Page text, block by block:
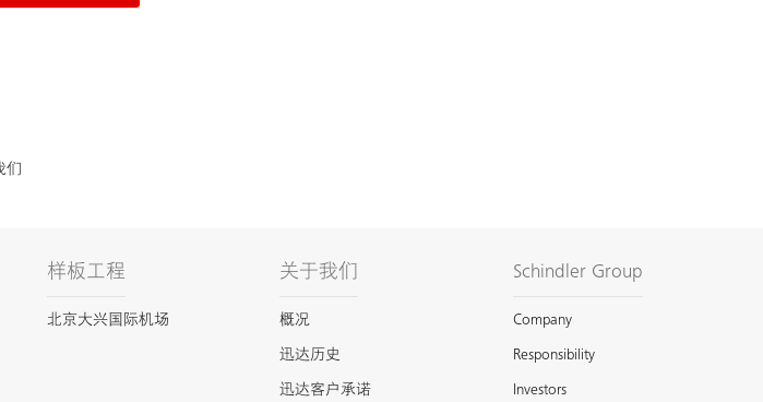
们
样板工程
北京大兴国际机场
关于我们
概况
迅达历史
迅达客户承诺
Schindler Group
Company
Responsibility
Investors